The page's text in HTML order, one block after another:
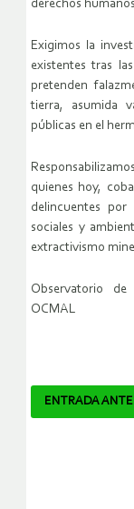
derechos
Exigimos la
existentes tras
pretenden
tierra, asumida
públicas en el
quienes hoy,
delincuentes
sociales y
extractivismo
Observatorio
OCMAL
ENTRADA